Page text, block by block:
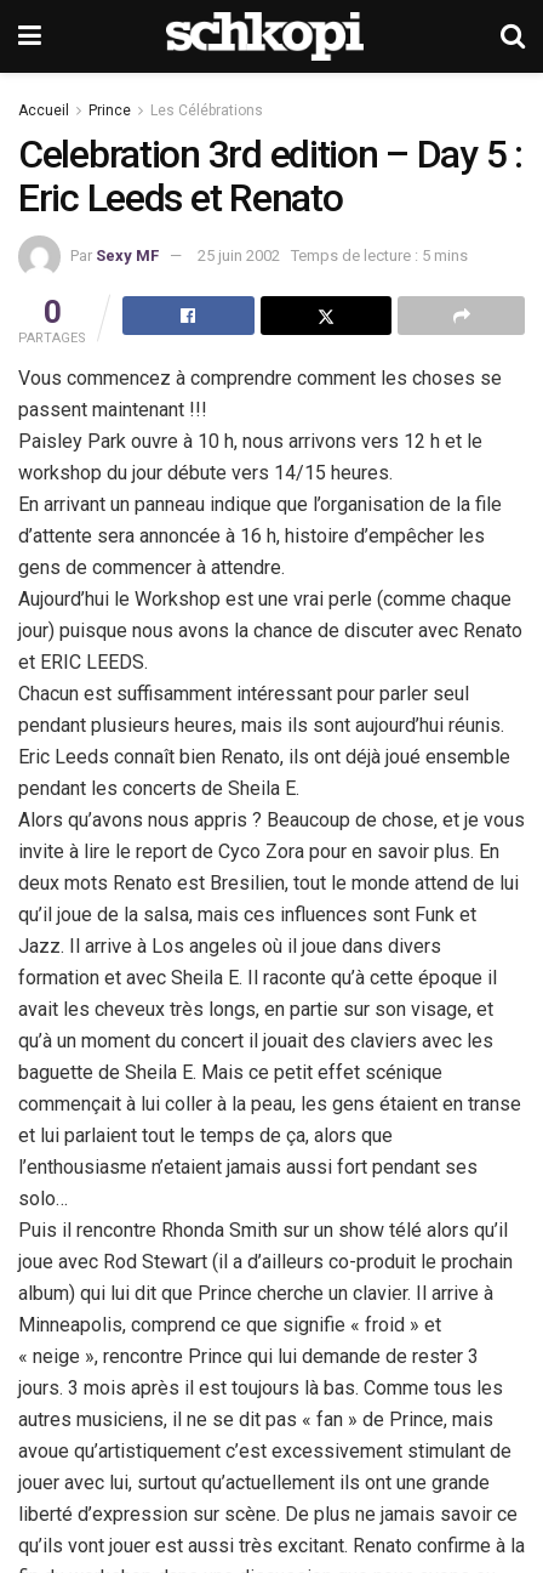
Accueil Prince Les Célébrations
Celebration 3rd edition – Day 5 :
Eric Leeds et Renato
Par Sexy MF 25 juin 2002 Temps de lecture : 5 mins
0
PARTAGES
Vous commencez à comprendre comment les choses se
passent maintenant !!!
Paisley Park ouvre à 10 h, nous arrivons vers 12 h et le
workshop du jour débute vers 14/15 heures.
En arrivant un panneau indique que l’organisation de la file
d’attente sera annoncée à 16 h, histoire d’empêcher les
gens de commencer à attendre.
Aujourd’hui le Workshop est une vrai perle (comme chaque
jour) puisque nous avons la chance de discuter avec Renato
et ERIC LEEDS.
Chacun est suffisamment intéressant pour parler seul
pendant plusieurs heures, mais ils sont aujourd’hui réunis.
Eric Leeds connaît bien Renato, ils ont déjà joué ensemble
pendant les concerts de Sheila E.
Alors qu’avons nous appris ? Beaucoup de chose, et je vous
invite à lire le report de Cyco Zora pour en savoir plus. En
deux mots Renato est Bresilien, tout le monde attend de lui
qu’il joue de la salsa, mais ces influences sont Funk et
Jazz. Il arrive à Los angeles où il joue dans divers
formation et avec Sheila E. Il raconte qu’à cette époque il
avait les cheveux très longs, en partie sur son visage, et
qu’à un moment du concert il jouait des claviers avec les
baguette de Sheila E. Mais ce petit effet scénique
commençait à lui coller à la peau, les gens étaient en transe
et lui parlaient tout le temps de ça, alors que
l’enthousiasme n’etaient jamais aussi fort pendant ses
solo…
Puis il rencontre Rhonda Smith sur un show télé alors qu’il
joue avec Rod Stewart (il a d’ailleurs co-produit le prochain
album) qui lui dit que Prince cherche un clavier. Il arrive à
Minneapolis, comprend ce que signifie « froid » et
« neige », rencontre Prince qui lui demande de rester 3
jours. 3 mois après il est toujours là bas. Comme tous les
autres musiciens, il ne se dit pas « fan » de Prince, mais
avoue qu’artistiquement c’est excessivement stimulant de
jouer avec lui, surtout qu’actuellement ils ont une grande
liberté d’expression sur scène. De plus ne jamais savoir ce
qu’ils vont jouer est aussi très excitant. Renato confirme à la